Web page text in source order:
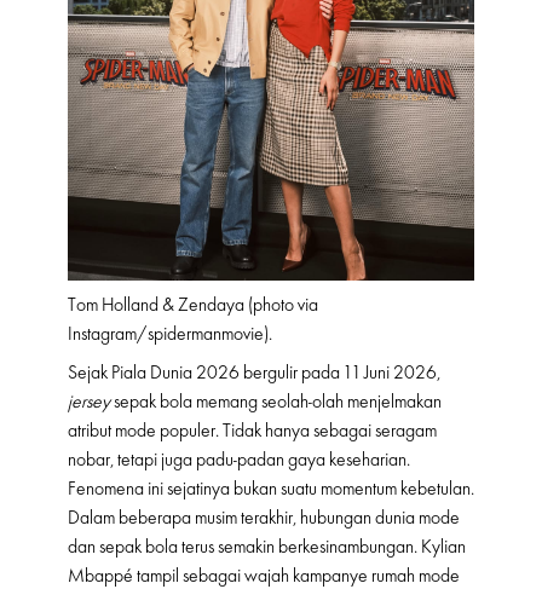
Tom Holland & Zendaya (photo via
Instagram/spidermanmovie).
Sejak Piala Dunia 2026 bergulir pada 11 Juni 2026,
jerseysepak bola memang seolah-olah menjelmakan
atribut mode populer. Tidak hanya sebagai seragam
nobar, tetapi juga padu-padan gaya keseharian.
Fenomena ini sejatinya bukan suatu momentum kebetulan.
Dalam beberapa musim terakhir, hubungan dunia mode
dan sepak bola terus semakin berkesinambungan. Kylian
Mbappé tampil sebagai wajah kampanye rumah mode